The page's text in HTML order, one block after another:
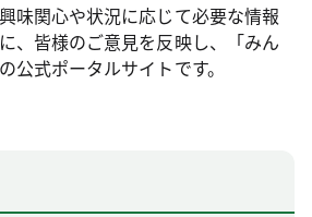
味関心や状況に応じて必要な情報
、皆様のご意見を反映し、「みん
公式ポータルサイトです。